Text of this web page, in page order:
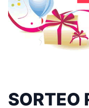
SORTEO